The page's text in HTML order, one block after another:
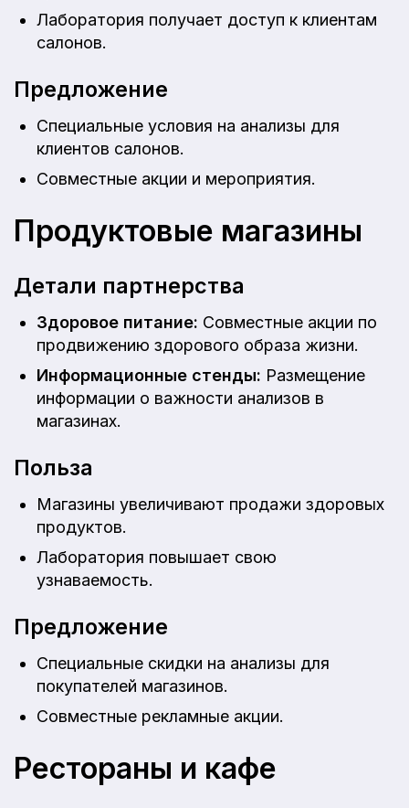
Лаборатория получает доступ к клиентам
салонов.
Предложение
Специальные условия на анализы для
клиентов салонов.
Совместные акции и мероприятия.
Продуктовые магазины
Детали партнерства
Здоровое питание: Совместные акции по
продвижению здорового образа жизни.
Информационные стенды: Размещение
информации о важности анализов в
магазинах.
Польза
Магазины увеличивают продажи здоровых
продуктов.
Лаборатория повышает свою
узнаваемость.
Предложение
Специальные скидки на анализы для
покупателей магазинов.
Совместные рекламные акции.
Рестораны и кафе